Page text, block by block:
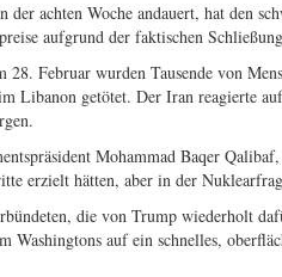
achten Woche andauert, hat den
aufgrund der faktischen
28. Februar wurden Tausende von
Libanon getötet. Der Iran reagierte
Mohammad Baqer
erzielt hätten, aber in der
die von Trump wiederholt
Washingtons auf ein schnelles,